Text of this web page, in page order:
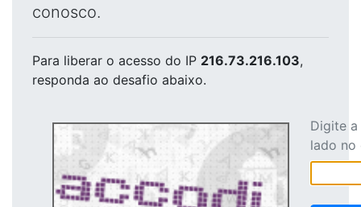
conosco.
Para liberar o acesso do IP 216.73.216.103,
responda ao desafio abaixo.
Digite
lado no